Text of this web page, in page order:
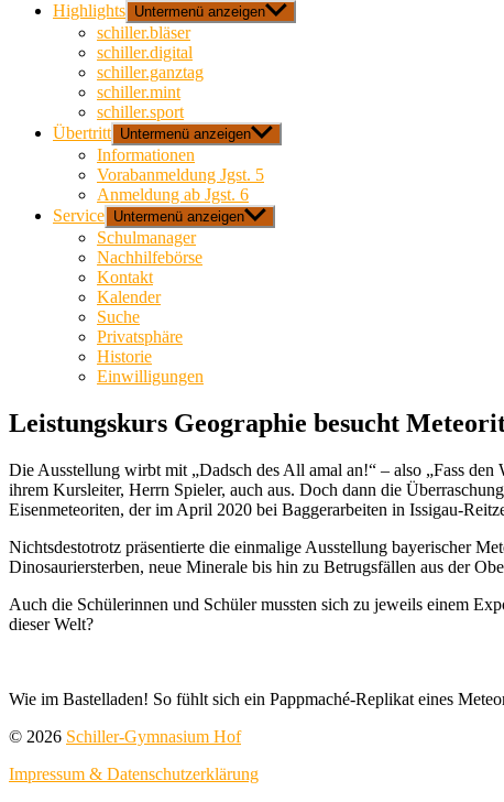
Highlights Untermenü anzeigen
schiller.bläser
schiller.digital
schiller.ganztag
schiller.mint
schiller.sport
Übertritt Untermenü anzeigen
Informationen
Vorabanmeldung Jgst. 5
Anmeldung ab Jgst. 6
Service Untermenü anzeigen
Schulmanager
Nachhilfebörse
Kontakt
Kalender
Suche
Privatsphäre
Historie
Einwilligungen
Leistungskurs Geographie besucht
Die Ausstellung wirbt mit „Dadsch des All amal an!“ – also „Fass
ihrem Kursleiter, Herrn Spieler, auch aus. Doch dann die
Eisenmeteoriten, der im April 2020 bei Baggerarbeiten in Issigau-
Nichtsdestotrotz präsentierte die einmalige Ausstellung bayerischer
Dinosauriersterben, neue Minerale bis hin zu Betrugsfällen aus der
Auch die Schülerinnen und Schüler mussten sich zu jeweils einem
dieser Welt?
Wie im Bastelladen! So fühlt sich ein Pappmaché-Replikat eines
© 2026 Schiller-Gymnasium Hof
Impressum & Datenschutzerklärung